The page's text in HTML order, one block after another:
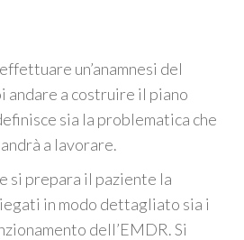
un’anamnesi del
andare a costruire il piano
sia la problematica che
a lavorare.
si prepara il paziente la
in modo dettagliato sia i
dell’EMDR.Si